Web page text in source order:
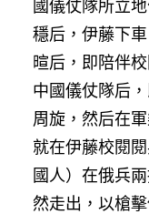
國儀仗隊所立
穩后，伊藤下
暄后，即陪伴
中國儀仗隊后
周旋，然后在
就在伊藤校閱
國人）在俄兵
然走出，以槍